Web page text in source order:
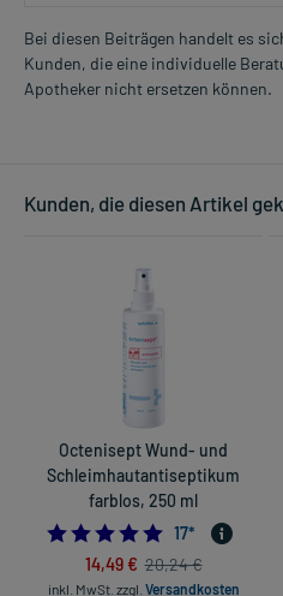
Bei diesen Beiträgen handelt es
Kunden, die eine individuelle
Apotheker nicht ersetzen können.
Kunden, die diesen Artikel
Octenisept Wund- und
Schleimhautantiseptikum
farblos, 250 ml
17*
14,49 € 20,24 €
inkl. MwSt. zzgl. Versandkosten